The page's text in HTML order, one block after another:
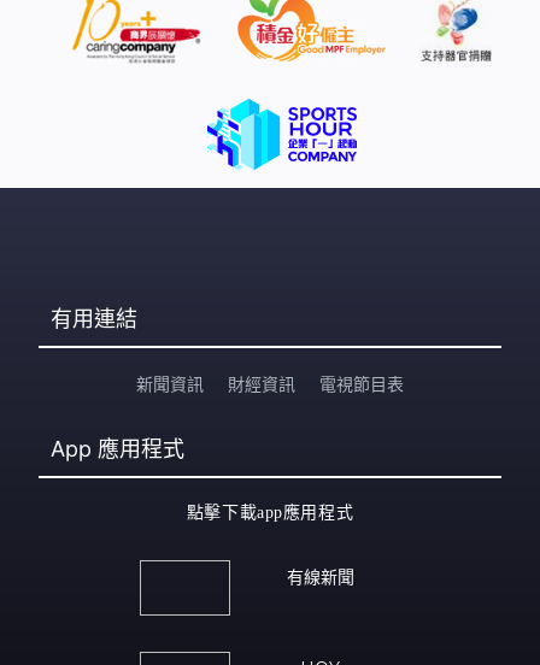
有用連結
新聞資訊 財經資訊 電視節目表
App 應用程式
點擊下載app應用程式
有線新聞